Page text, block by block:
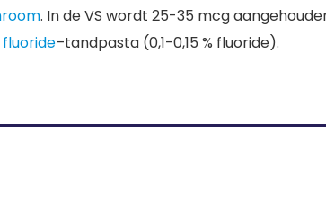
. In de VS wordt 25-35 mcg
fluoride–tandpasta (0,1-0,15 % fluoride).